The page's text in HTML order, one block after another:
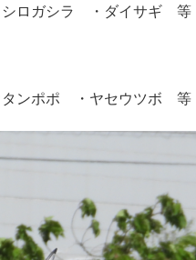
ロガシラ ・ダイサギ 等
タンポポ ・ヤセウツボ 等